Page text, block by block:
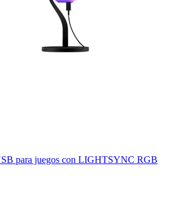
para juegos con LIGHTSYNC RGB